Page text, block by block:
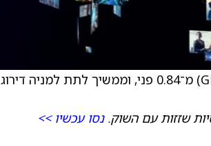
) ל־0.85 פני (GBp) מ־0.84 פני, וממשיך לתת למניה דירוג
שזזות עם השוק.נסו עכשיו >>